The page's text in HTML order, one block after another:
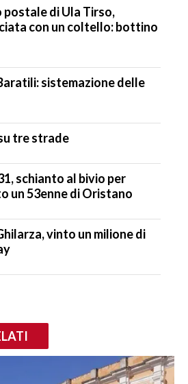
postale di Ula Tirso,
con un coltello: bottino
sistemazione delle
tre strade
schianto al bivio per
un 53enne di Oristano
vinto un milione di